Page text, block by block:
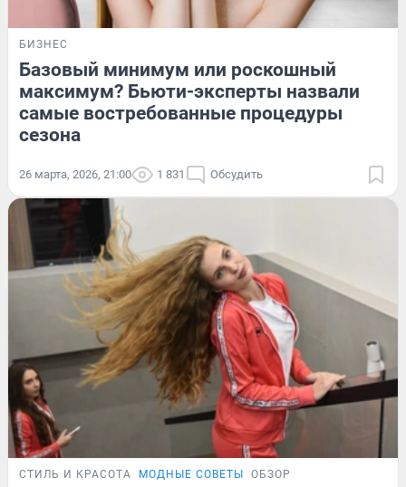
БИЗНЕС
Базовый минимум или роскошный
максимум? Бьюти-эксперты назвали
самые востребованные процедуры
сезона
26 марта, 2026, 21:00 1 831 Обсудить
СТИЛЬ И КРАСОТА МОДНЫЕ СОВЕТЫ ОБЗОР